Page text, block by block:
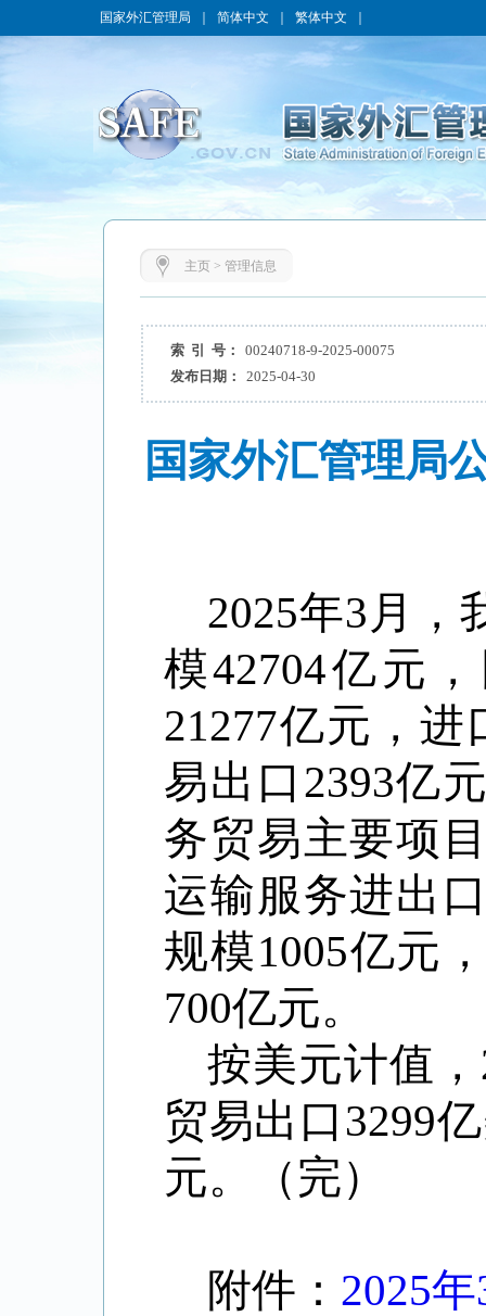
国家外汇管理局 简体中文 繁体中文
主页> 管理信息
索 引 号：
00240718-9-2025-00075
发布日期：
2025-04-30
国家外汇管理局
2025年3 月，
模42704亿元
21277亿元，进
易出口 2393亿
务贸易主要项
运输服务进出
规模1005亿元
700亿元。
按美元计值，
贸易出口 3299
元。（完）
附件： 2025